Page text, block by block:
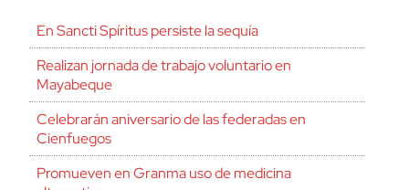
En Sancti Spíritus persiste la sequía
Realizan jornada de trabajo voluntario en
Mayabeque
Celebrarán aniversario de las federadas en
Cienfuegos
Promueven en Granma uso de medicina